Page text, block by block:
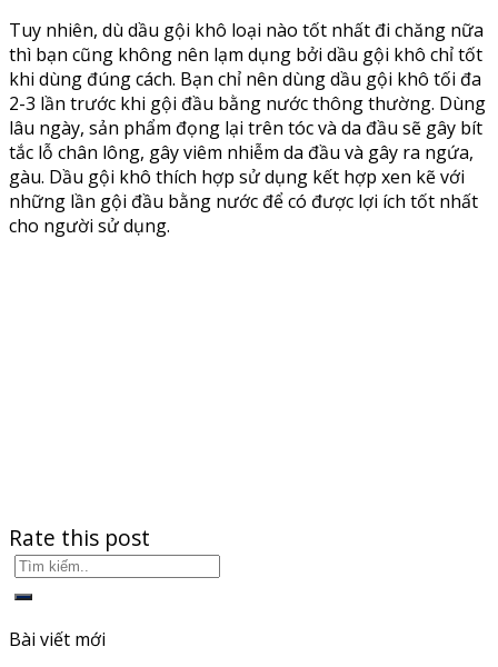
Tuy nhiên, dù dầu gội khô loại nào tốt nhất đi chăng nữa
thì bạn cũng không nên lạm dụng bởi dầu gội khô chỉ tốt
khi dùng đúng cách. Bạn chỉ nên dùng dầu gội khô tối đa
2-3 lần trước khi gội đầu bằng nước thông thường. Dùng
lâu ngày, sản phẩm đọng lại trên tóc và da đầu sẽ gây bít
tắc lỗ chân lông, gây viêm nhiễm da đầu và gây ra ngứa,
gàu. Dầu gội khô thích hợp sử dụng kết hợp xen kẽ với
những lần gội đầu bằng nước để có được lợi ích tốt nhất
cho người sử dụng.
Rate this post
Bài viết mới